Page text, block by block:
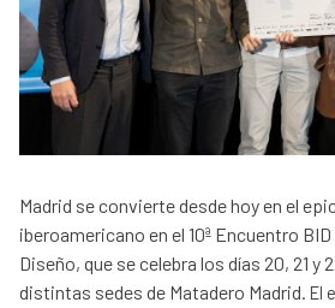
Madrid se convierte desde hoy en el
iberoamericano en el 10ª Encuentro
Diseño, que se celebra los días 20, 21 y
distintas sedes de Matadero Madrid. El